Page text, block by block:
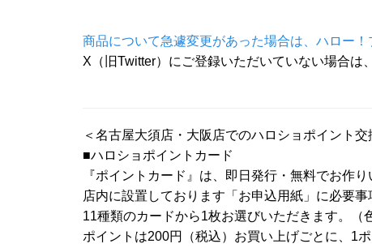
商品について急遽変更があった場合は、ハロー
X（旧Twitter）にご登録いただいていない場合は
＜名古屋大須店・大阪店でのハロショポイント交
■ハロショポイントカード
『ポイントカード』は、即日発行・無料でお作り
店内に設置しております「お申込用紙」に必要
11種類のカードから1枚お選びいただきます。（
ポイントは200円（税込）お買い上げごとに、1ポ